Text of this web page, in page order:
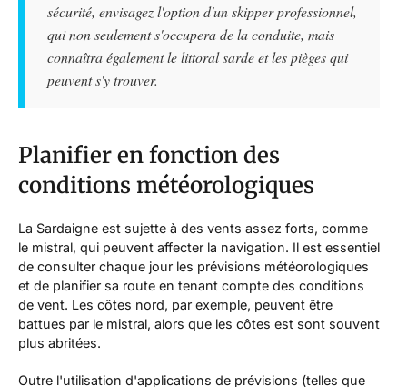
sécurité, envisagez l'option d'un skipper professionnel,
qui non seulement s'occupera de la conduite, mais
connaîtra également le littoral sarde et les pièges qui
peuvent s'y trouver.
Planifier en fonction des
conditions météorologiques
La Sardaigne est sujette à des vents assez forts, comme
le mistral, qui peuvent affecter la navigation. Il est essentiel
de consulter chaque jour les prévisions météorologiques
et de planifier sa route en tenant compte des conditions
de vent. Les côtes nord, par exemple, peuvent être
battues par le mistral, alors que les côtes est sont souvent
plus abritées.
Outre l'utilisation d'applications de prévisions (telles que